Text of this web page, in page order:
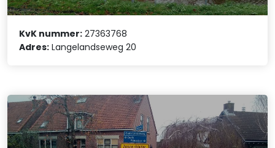
KvK nummer: 27363768
Adres: Langelandseweg 20